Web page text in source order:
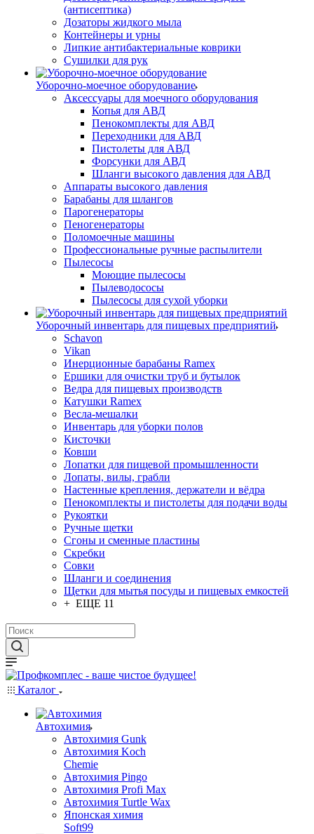
(антисептика)
Дозаторы жидкого мыла
Контейнеры и урны
Липкие антибактериальные коврики
Сушилки для рук
Уборочно-моечное оборудование
Аксессуары для моечного оборудования
Копья для АВД
Пенокомплекты для АВД
Переходники для АВД
Пистолеты для АВД
Форсунки для АВД
Шланги высокого давления для АВД
Аппараты высокого давления
Барабаны для шлангов
Парогенераторы
Пеногенераторы
Поломоечные машины
Профессиональные ручные распылители
Пылесосы
Моющие пылесосы
Пылеводососы
Пылесосы для сухой уборки
Уборочный инвентарь для пищевых предприятий
Schavon
Vikan
Инерционные барабаны Ramex
Ершики для очистки труб и бутылок
Ведра для пищевых производств
Катушки Ramex
Весла-мешалки
Инвентарь для уборки полов
Кисточки
Ковши
Лопатки для пищевой промышленности
Лопаты, вилы, грабли
Настенные крепления, держатели и вёдра
Пенокомплекты и пистолеты для подачи воды
Рукоятки
Ручные щетки
Сгоны и сменные пластины
Скребки
Совки
Шланги и соединения
Щетки для мытья посуды и пищевых емкостей
+ ЕЩЕ 11
Каталог
Автохимия
Автохимия Gunk
Автохимия Koch
Chemie
Автохимия Pingo
Автохимия Profi Max
Автохимия Turtle Wax
Японская химия
Soft99